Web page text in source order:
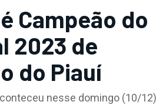
Campeão do
2023 de
do Piauí
nesse domingo (10/12)